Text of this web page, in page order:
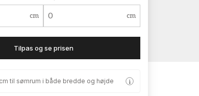
cm cm
Tilpas og se prisen
til sømrum i både bredde og højde